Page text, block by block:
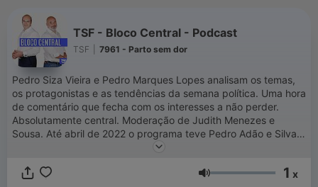
TSF - Bloco Central - Podcast
TSF 7961 - Parto sem dor
Pedro Siza Vieira e Pedro Marques Lopes analisam os temas,
os protagonistas e as tendências da semana política. Uma hora
de comentário que fecha com os interesses a não perder.
Absolutamente central. Moderação de Judith Menezes e
Sousa. Até abril de 2022 o programa teve Pedro Adão e Silva
Volumen 1 x